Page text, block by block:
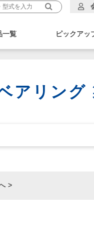
一覧 ピックアッ
アリング